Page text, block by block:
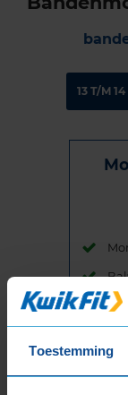
Toestemming